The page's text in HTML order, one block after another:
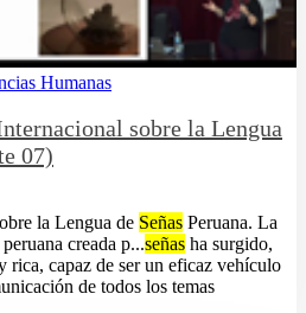
Humanas
sobre la Lengua
07)
la Lengua de Señas Peruana. La
creada p...señas ha surgido,
rica, capaz de ser un eficaz vehículo
de todos los temas